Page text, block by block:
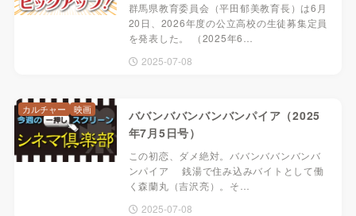
群馬県教育委員会（平田郁美教育長）は6月
20日、2026年度の公立高校の生徒募集定員
を発表した。 （2025年6…
2025-07-08
ババンババンバンバンパイア（2025
年7月5日号）
この初恋、ダメ絶対。ババンババンバンバ
ンパイア 銭湯で住み込みバイトとして働
く森蘭丸（吉沢亮）。そ…
2025-07-08
カルチャー 映画